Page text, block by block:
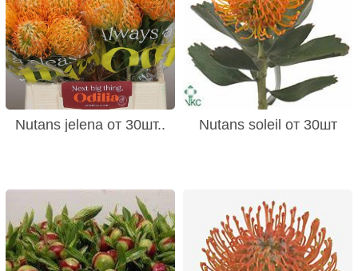
Nutans jelena от 30шт.. Nutans soleil от 30шт